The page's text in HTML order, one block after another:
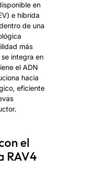
en
e híbrida
de una
más
integra en
el ADN
hacia
eficiente
el
RAV4